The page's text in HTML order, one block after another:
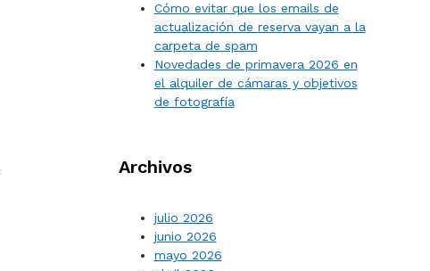
Cómo evitar que los emails de
actualización de reserva vayan a la
carpeta de spam
Novedades de primavera 2026 en
el alquiler de cámaras y objetivos
de fotografía
Archivos
julio 2026
junio 2026
mayo 2026